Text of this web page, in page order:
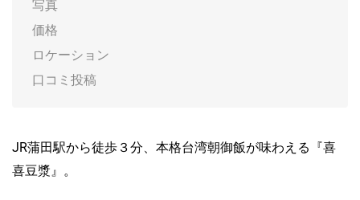
写真
価格
ロケーション
口コミ投稿
JR蒲田駅から徒歩３分、本格台湾朝御飯が味わえる『喜
喜豆漿』。